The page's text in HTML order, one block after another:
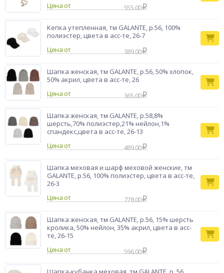
Цена от
555.00
Кепка утепленная, тм GALANTE, р.56, 100%
полиэстер, цвета в асс-те, 26-7
Цена от
389.00
Шапка женская, тм GALANTE, р.56, 50% хлопок,
50% акрил, цвета в асс-те, 26
Цена от
365.00
Шапка женская, тм GALANTE, р.58,8%
шерсть,70% полиэстер,21% нейлон,1%
спандекс,цвета в асс-те, 26-13
Цена от
489.00
Шапка меховая и шарф меховой женские, тм
GALANTE, р.56, 100% полиэстер, цвета в асс-те,
26-3
Цена от
778.00
Шапка женская, тм GALANTE, р.56, 15% шерсть
кролика, 50% нейлон, 35% акрил, цвета в асс-
те, 26-15
Цена от
596.00